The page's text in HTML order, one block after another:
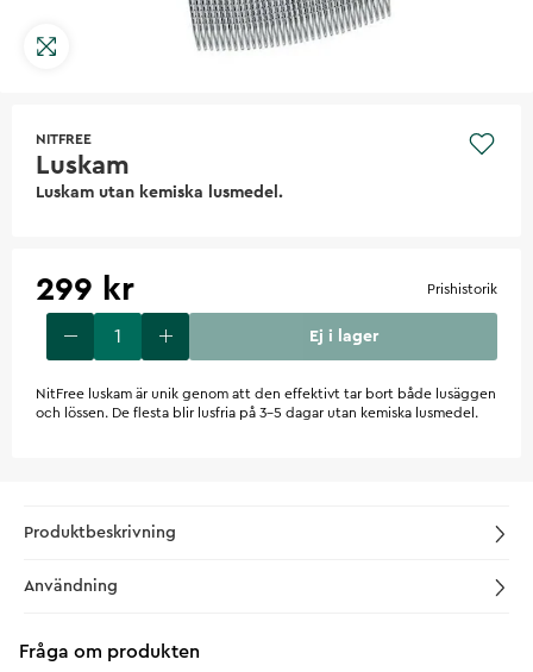
NITFREE
Luskam
Luskam utan kemiska lusmedel.
299 kr Prishistorik
Ej i lager
NitFree luskam är unik genom att den effektivt tar bort både lusäggen
och lössen. De flesta blir lusfria på 3-5 dagar utan kemiska lusmedel.
Produktbeskrivning
Användning
Fråga om produkten